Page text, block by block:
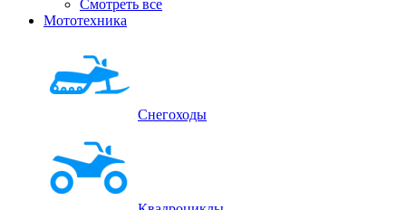
Смотреть все
Мототехника
Снегоходы